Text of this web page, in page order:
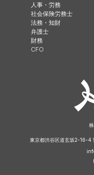
人事・労務
社会保険労務士
法務・知財
弁護士
財務
CFO
東京都渋谷区道玄坂2-16-4